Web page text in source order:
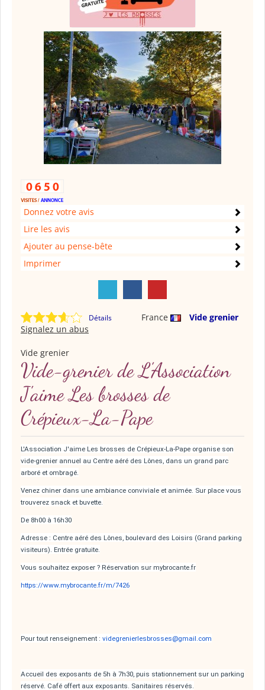
Donnez votre avis
Lire les avis
Ajouter au pense-bête
Imprimer
Détails France
Vide grenier
Signalez un abus
Vide grenier
Vide-grenier de L'Association
J'aime Les brosses de
Crépieux-La-Pape
L'Association J'aime Les brosses de Crépieux-La-Pape organise son
vide-grenier annuel au Centre aéré des Lônes, dans un grand parc
arboré et ombragé.
Venez chiner dans une ambiance conviviale et animée. Sur place vous
trouverez snack et buvette.
De 8h00 à 16h30
Adresse : Centre aéré des Lônes, boulevard des Loisirs (Grand parking
visiteurs). Entrée gratuite.
Vous souhaitez exposer ? Réservation sur mybrocante.fr
https://www.mybrocante.fr/m/7426
Pour tout renseignement : videgrenierlesbrosses@gmail.com
Accueil des exposants de 5h à 7h30, puis stationnement sur un parking
réservé. Café offert aux exposants. Sanitaires réservés.